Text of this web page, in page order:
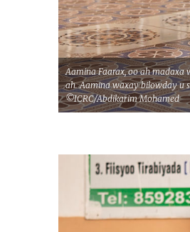
Aamina Faarax, oo ah madaxa
ah. Aamina waxay bilowday u
©ICRC/Abdikarim Mohamed